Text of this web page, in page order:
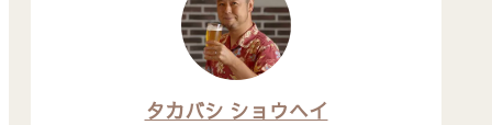
タカバシ ショウヘイ